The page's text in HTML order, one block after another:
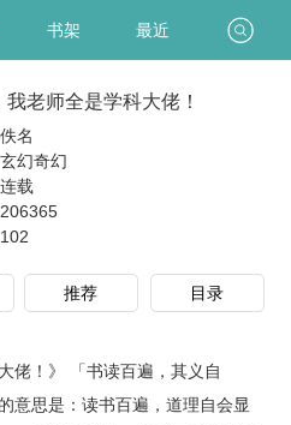
书架 最近
我老师全是学科大佬！
名
幻奇幻
载
102
推荐 目录
！》 「书读百遍，其义自
意思是：读书百遍，道理自会显